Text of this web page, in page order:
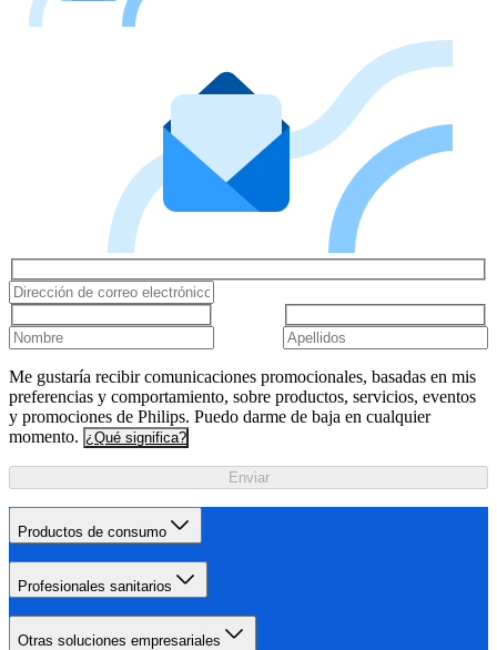
Me gustaría recibir comunicaciones promocionales, basadas en mis
preferencias y comportamiento, sobre productos, servicios, eventos
y promociones de Philips. Puedo darme de baja en cualquier
momento. ¿Qué significa?
Enviar
Productos de consumo
Profesionales sanitarios
Otras soluciones empresariales